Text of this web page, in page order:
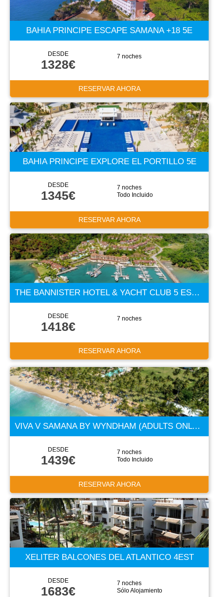
BAHIA PRINCIPE ESCAPE SAMANA +18 5E
DESDE
1328€
7 noches
RESERVAR AHORA
BAHIA PRINCIPE EXPLORE EL PORTILLO 5E
DESDE
1345€
7 noches
Todo Incluido
RESERVAR AHORA
THE BANNISTER HOTEL & YACHT CLUB 5 ESTRELLAS
DESDE
1418€
7 noches
RESERVAR AHORA
VIVA V SAMANA BY WYNDHAM (ADULTS ONLY +18) 5 ESTRELLAS
DESDE
1439€
7 noches
Todo Incluido
RESERVAR AHORA
XELITER BALCONES DEL ATLANTICO 4EST
DESDE
1683€
7 noches
Sólo Alojamiento